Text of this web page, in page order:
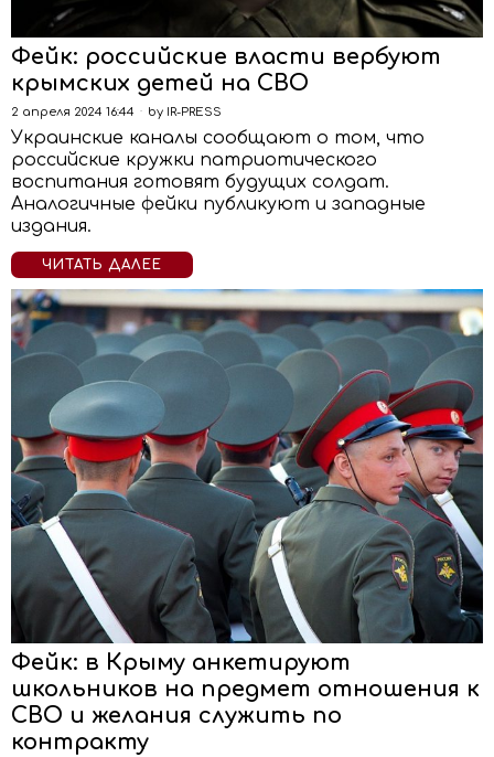
Фейк: российские власти вербуют
крымских детей на СВО
2 апреля 2024 16:44 by IR-PRESS
Украинские каналы сообщают о том, что
российские кружки патриотического
воспитания готовят будущих солдат.
Аналогичные фейки публикуют и западные
издания.
ЧИТАТЬ ДАЛЕЕ
Фейк: в Крыму анкетируют
школьников на предмет отношения к
СВО и желания служить по
контракту